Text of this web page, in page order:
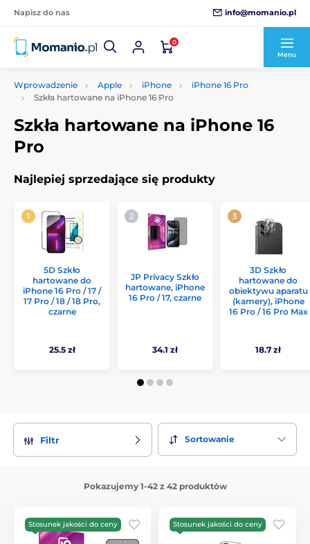
Napisz do nas info@momanio.pl
0
Menu
Wprowadzenie Apple iPhone
iPhone 16 Pro
Szkła hartowane na iPhone 16 Pro
Szkła hartowane na iPhone 16
Pro
Najlepiej sprzedające się produkty
5D Szkło
hartowane do
iPhone 16 Pro / 17 /
17 Pro / 18 / 18 Pro,
czarne
25.5 zł
JP Privacy Szkło
hartowane, iPhone
16 Pro / 17, czarne
34.1 zł
3D Szkło
hartowane do
obiektywu aparatu
(kamery), iPhone
16 Pro / 16 Pro Max
18.7 zł
Filtr Sortowanie
Pokazujemy 1-42 z 42 produktów
Stosunek jakości do ceny Stosunek jakości do ceny